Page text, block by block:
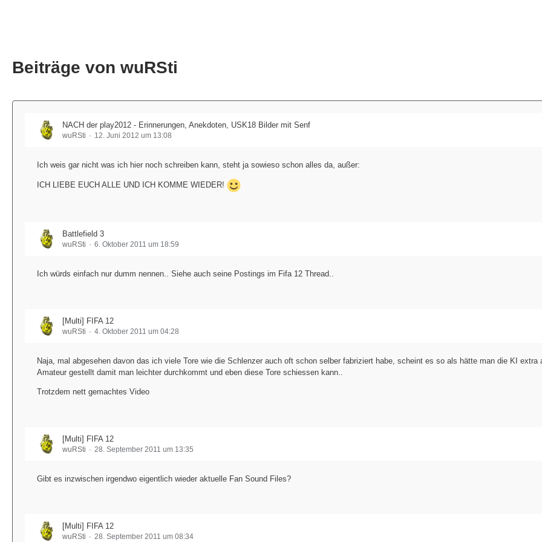
Beiträge von wuRSti
NACH der play2012 - Erinnerungen, Anekdoten, USK18 Bilder mit Senf
wuRSti 12. Juni 2012 um 13:08
Ich weis gar nicht was ich hier noch schreiben kann, steht ja sowieso schon alles da, außer:
ICH LIEBE EUCH ALLE UND ICH KOMME WIEDER!
Battlefield 3
wuRSti 6. Oktober 2011 um 18:59
Ich würds einfach nur dumm nennen.. Siehe auch seine Postings im Fifa 12 Thread..
[Multi] FIFA 12
wuRSti 4. Oktober 2011 um 04:28
Naja, mal abgesehen davon das ich viele Tore wie die Schlenzer auch oft schon selber fabriziert habe, scheint es so als hätte man die KI extra
Amateur gestellt damit man leichter durchkommt und eben diese Tore schiessen kann..
Trotzdem nett gemachtes Video
[Multi] FIFA 12
wuRSti 28. September 2011 um 13:35
Gibt es inzwischen irgendwo eigentlich wieder aktuelle Fan Sound Files?
[Multi] FIFA 12
wuRSti 28. September 2011 um 08:34